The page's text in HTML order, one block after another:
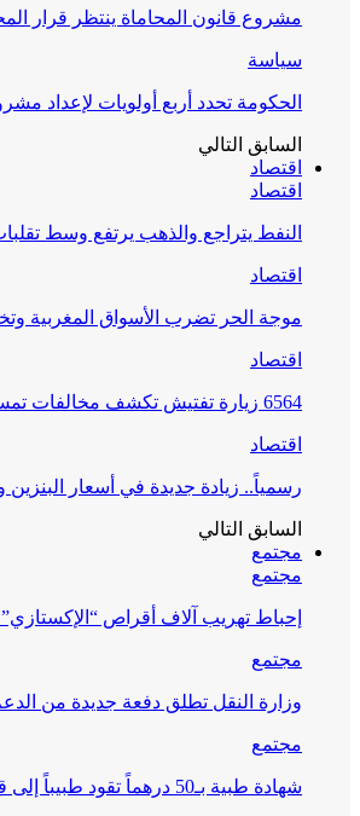
مشروع قانون المحاماة ينتظر قرار
سياسة
الحكومة تحدد أربع أولويات لإعداد مشروع
السابق التالي
اقتصاد
اقتصاد
النفط يتراجع والذهب يرتفع وسط
اقتصاد
موجة الحر تضرب الأسواق المغربية
اقتصاد
6564 زيارة تفتيش تكشف مخالفات تمس الأجور والحماية الاجتماعية
اقتصاد
رسمياً.. زيادة جديدة في أسعار البنزين
السابق التالي
مجتمع
مجتمع
إحباط تهريب آلاف أقراص
مجتمع
وزارة النقل تطلق دفعة جديدة من
مجتمع
شهادة طبية بـ50 درهماً تقود طبيباً إلى قبضة الدرك بالجديدة